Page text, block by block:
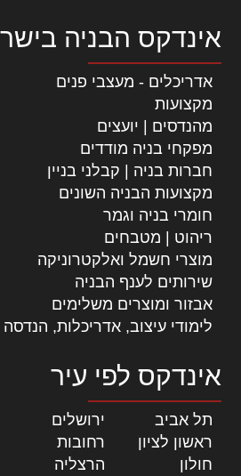
אינדקס הבניה
אדריכלים - מעצבי פנים
מקצועות
מהנדסים | יועצים
מפקחי בניה מודדים
חברות בניה | קבלני בניין
מקצועות הבניה השונים
חומרי בניה וגמר
ריהוט | מטבחים
מוצרי חשמל ואלקטרוניקה
שירותים לענף הבניה
אבזור ומוצרים משלימים
לימודי עיצוב, אדריכלות, הנדסה
אינדקס לפי עיר
תל אביב ירושלים
ראשון לציון
רחובות
חולון
הרצליה